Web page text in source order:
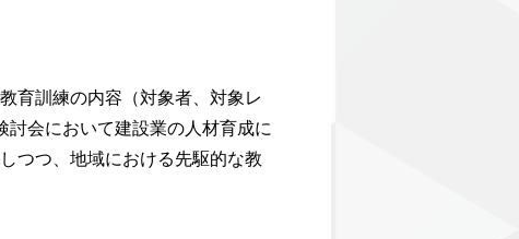
育訓練の内容（対象者、対象レ
会において建設業の人材育成に
つつ、地域における先駆的な教